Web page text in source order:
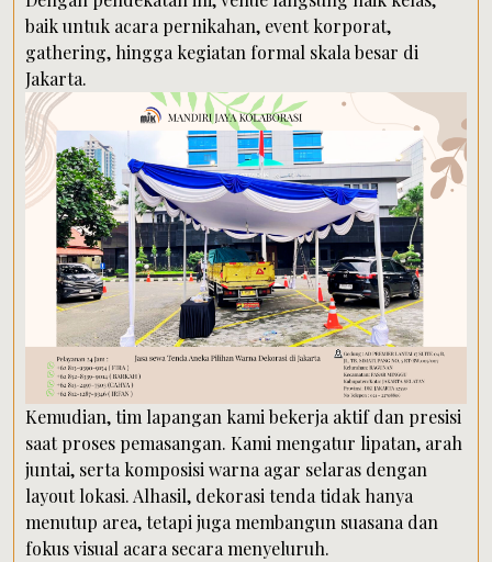
baik untuk acara pernikahan, event korporat,
gathering, hingga kegiatan formal skala besar di
Jakarta.
Kemudian, tim lapangan kami bekerja aktif dan presisi
saat proses pemasangan. Kami mengatur lipatan, arah
juntai, serta komposisi warna agar selaras dengan
layout lokasi. Alhasil, dekorasi tenda tidak hanya
menutup area, tetapi juga membangun suasana dan
fokus visual acara secara menyeluruh.